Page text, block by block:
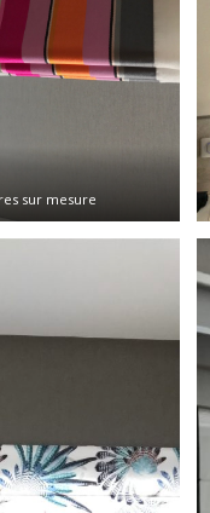
sur mesure